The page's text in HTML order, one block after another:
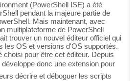
(PowerShell ISE) a été
pendant la majeure partie de
Mais maintenant, avec
multiplateforme de PowerShell
trouver un nouvel éditeur officiel qui
les OS et versions d'OS supportés.
choisi pour être cet éditeur. Depuis
développe donc une extension pour
décrire et déboguer les scripts